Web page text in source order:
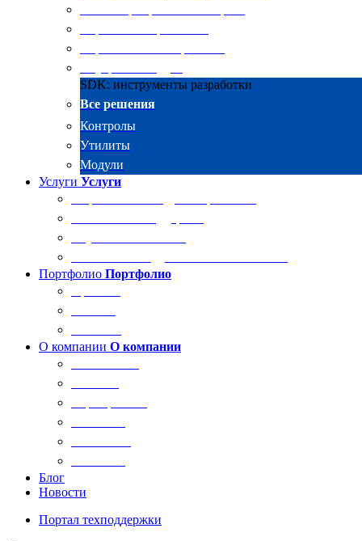
SDK: инструменты разработки
Все решения
Контролы
Утилиты
Модули
Услуги Услуги
Портфолио Портфолио
О компании О компании
Блог
Новости
Портал техподдержки